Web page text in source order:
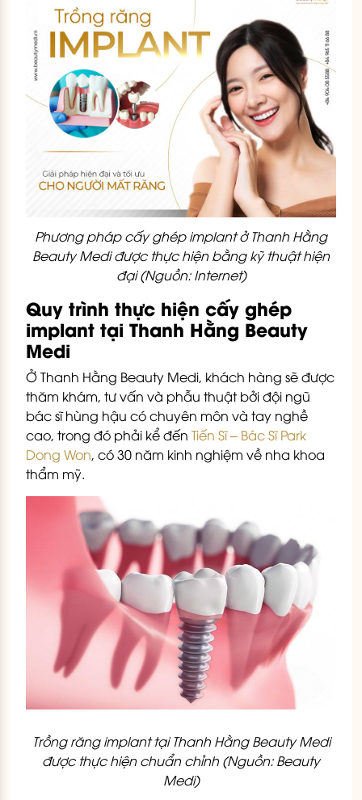
Phương pháp cấy ghép implant ở Thanh Hằng
Beauty Medi được thực hiện bằng kỹ thuật hiện
đại (Nguồn: Internet)
Quy trình thực hiện cấy ghép
implant tại Thanh Hằng Beauty
Medi
Ở Thanh Hằng Beauty Medi, khách hàng sẽ được
thăm khám, tư vấn và phẫu thuật bởi đội ngũ
bác sĩ hùng hậu có chuyên môn và tay nghề
cao, trong đó phải kể đến Tiến Sĩ – Bác Sĩ Park
Dong Won, có 30 năm kinh nghiệm về nha khoa
thẩm mỹ.
Trồng răng implant tại Thanh Hằng Beauty Medi
được thực hiện chuẩn chỉnh (Nguồn: Beauty
Medi)